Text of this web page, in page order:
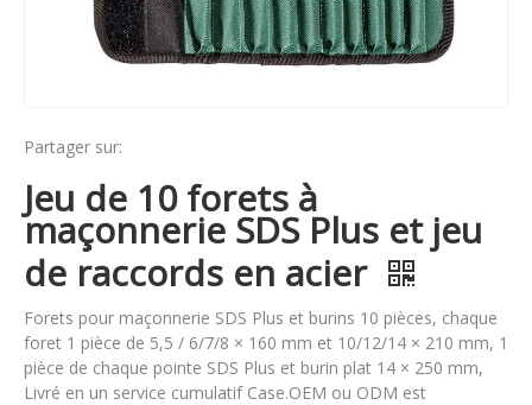
Partager sur:
Jeu de 10 forets à
maçonnerie SDS Plus et jeu
de raccords en acier
Forets pour maçonnerie SDS Plus et burins 10 pièces, chaque
foret 1 pièce de 5,5 / 6/7/8 × 160 mm et 10/12/14 × 210 mm, 1
pièce de chaque pointe SDS Plus et burin plat 14 × 250 mm,
Livré en un service cumulatif Case.OEM ou ODM est